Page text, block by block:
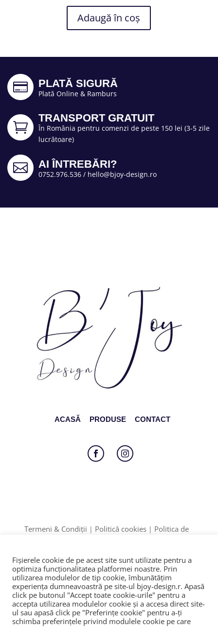
Adaugă în coș
 PLATĂ SIGURĂ
Plată Online & Ramburs

TRANSPORT GRATUIT
În România pentru comenzi de peste 150 lei (3-5 zile
lucrătoare)
 AI ÎNTREBĂRI?
0752.976.536 / hello@bjoy-design.ro
ACASĂ PRODUSE CONTACT
Termeni & Condiții | Politică cookies | Politica de
© 2023| ANPC|SOL
Fișierele cookie de pe acest site sunt utilizate pentru a
optimiza funcţionalitatea platformei noastre. Prin
utilizarea modulelor de tip cookie, îmbunătăţim
experienţa dumneavoastră pe site-ul bjoy-design.r. Apasă
click pe butonul "Accept toate cookie-urile" pentru a
accepta utilizarea modulelor cookie şi a accesa direct site-
ul sau apasă click pe "Preferințe cookie" pentru a-ţi
schimba preferinţele privind modulele cookie pe care